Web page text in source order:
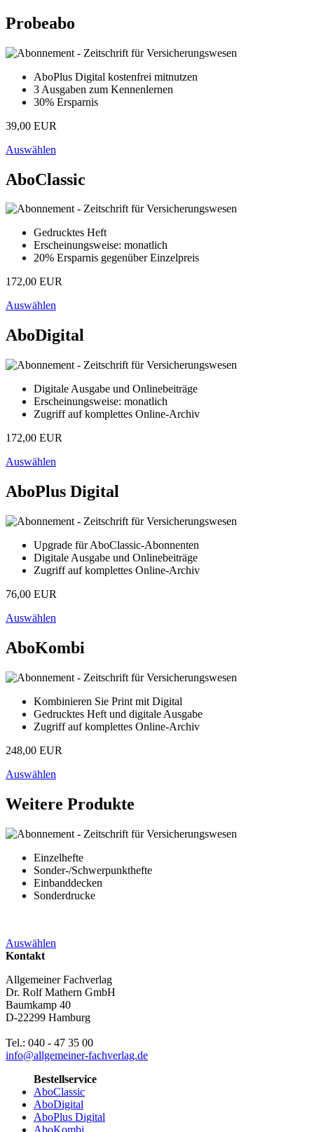
Probeabo
AboPlus Digital kostenfrei mitnutzen
3 Ausgaben zum Kennenlernen
30% Ersparnis
39,00 EUR
Auswählen
AboClassic
Gedrucktes Heft
Erscheinungsweise: monatlich
20% Ersparnis gegenüber Einzelpreis
172,00 EUR
Auswählen
AboDigital
Digitale Ausgabe und Onlinebeiträge
Erscheinungsweise: monatlich
Zugriff auf komplettes Online-Archiv
172,00 EUR
Auswählen
AboPlus Digital
Upgrade für AboClassic-Abonnenten
Digitale Ausgabe und Onlinebeiträge
Zugriff auf komplettes Online-Archiv
76,00 EUR
Auswählen
AboKombi
Kombinieren Sie Print mit Digital
Gedrucktes Heft und digitale Ausgabe
Zugriff auf komplettes Online-Archiv
248,00 EUR
Auswählen
Weitere Produkte
Einzelhefte
Sonder-/Schwerpunkthefte
Einbanddecken
Sonderdrucke
Auswählen
Kontakt
Allgemeiner Fachverlag
Dr. Rolf Mathern GmbH
Baumkamp 40
D-22299 Hamburg
Tel.: 040 - 47 35 00
info@allgemeiner-fachverlag.de
Bestellservice
AboClassic
AboDigital
AboPlus Digital
AboKombi